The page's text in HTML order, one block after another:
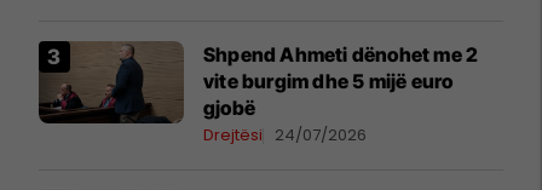
Shpend Ahmeti dënohet me 2
vite burgim dhe 5 mijë euro
gjobë
Drejtësi 24/07/2026